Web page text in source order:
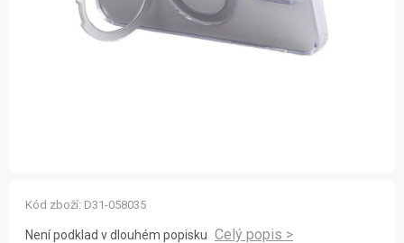
Není podklad v dlouhém popisku
Kód zboží: D31-058035